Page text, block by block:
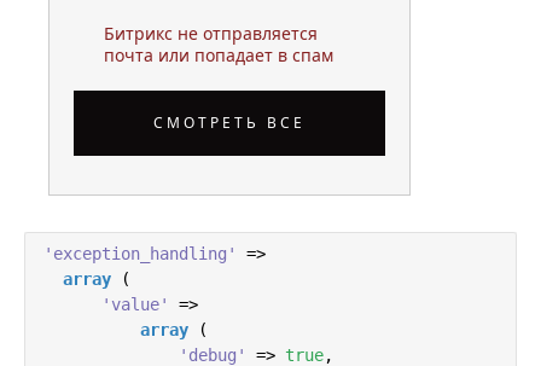
Битрикс не отправляется
почта или попадает в спам
СМОТРЕТЬ ВСЕ
'exception_handling'
=>
array (
'value'
=>
array (
'debug'
=> true,